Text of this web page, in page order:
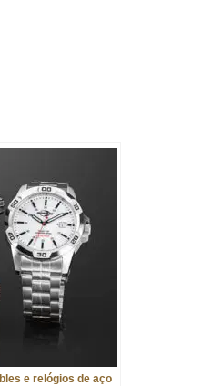
e relógios de aço